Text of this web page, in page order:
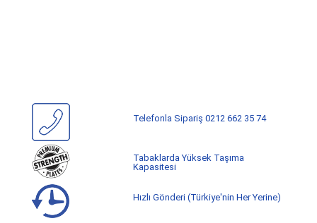
Telefonla Sipariş 0212 662 35 74
Tabaklarda Yüksek Taşıma
Kapasitesi
Hızlı Gönderi (Türkiye'nin Her Yerine)